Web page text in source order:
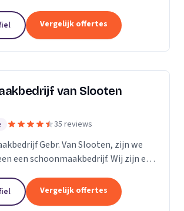
de matrassen wordt alle vervuiling...
Vergelijk offertes
van Slooten
35 reviews
Gebr. Van Slooten, zijn we
een schoonmaakbedrijf. Wij zijn een
schoon, fris en gastvrij te...
Vergelijk offertes